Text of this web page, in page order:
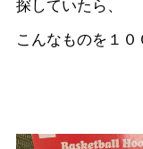
探していたら、
こんなものを１０